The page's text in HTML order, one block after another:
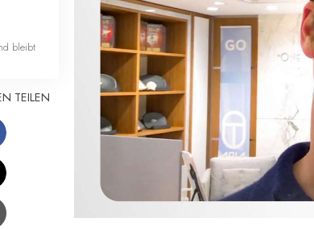
Liebe und Hass – Was ist Größe?
bleibt
TEILEN